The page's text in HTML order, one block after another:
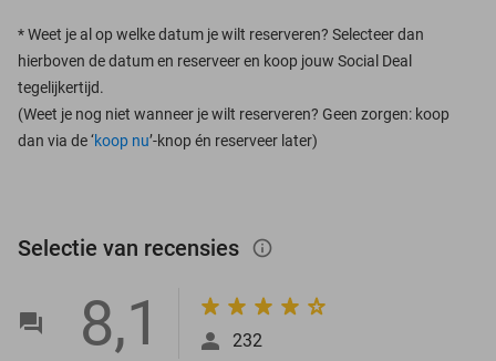
*Weet je al op welke datum je wilt reserveren? Selecteer dan
hierboven de datum en reserveer en koop jouw Social Deal
tegelijkertijd.
(Weet je nog niet wanneer je wilt reserveren? Geen zorgen: koop
dan via de ‘koop nu’-knop én reserveer later)
Selectie van recensies info_outlined
8,1 232